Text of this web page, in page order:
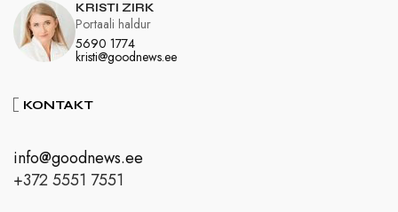
KRISTI ZIRK
5690 1774
kristi@goodnews.ee
Portaali haldur
KONTAKT
info@goodnews.ee
+372 5551 7551